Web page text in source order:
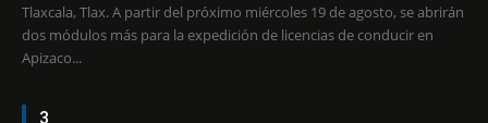
Tlaxcala, Tlax. A partir del próximo miércoles 19 de agosto, se abrirán
dos módulos más para la expedición de licencias de conducir en
Apizaco...
3